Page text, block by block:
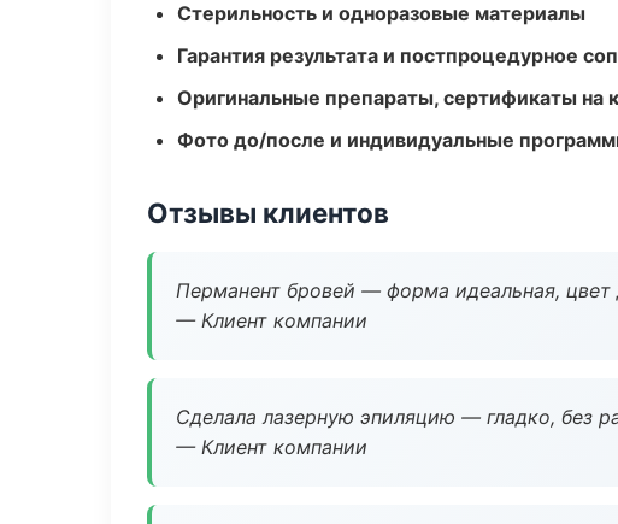
Стерильность и одноразовые материалы
Гарантия результата и постпроцедурное
Оригинальные препараты, сертификаты на
Фото до/после и индивидуальные
Отзывы клиентов
Перманент бровей — форма идеальная, цвет
— Клиент компании
Сделала лазерную эпиляцию — гладко, без
— Клиент компании